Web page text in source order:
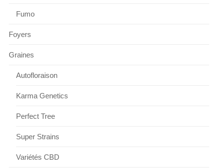
Fumo
Foyers
Graines
Autofloraison
Karma Genetics
Perfect Tree
Super Strains
Variétés CBD